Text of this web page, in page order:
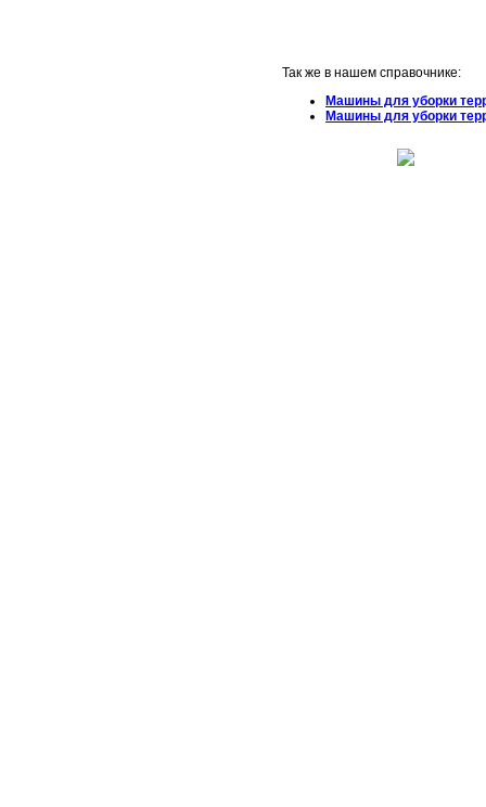
Так же в нашем справочнике:
Машины для уборки
Машины для уборки